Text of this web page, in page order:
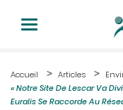
Accueil Articles
« Notre Site De Lescar Va
Euralis Se Raccorde Au